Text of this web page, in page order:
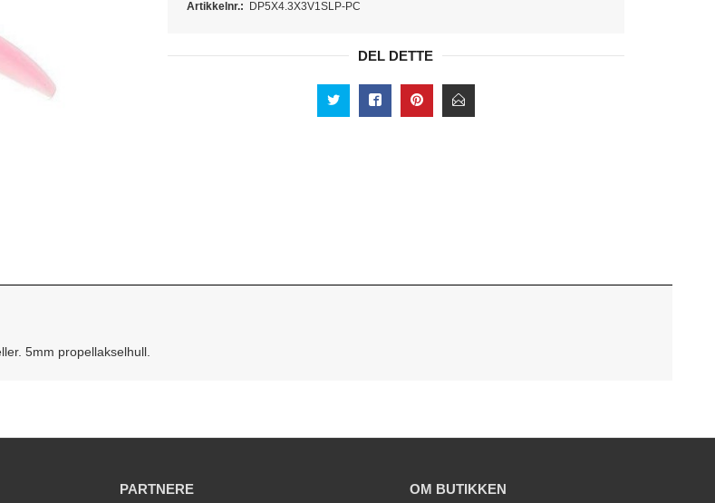
Artikkelnr.:
DP5X4.3X3V1SLP-PC
DEL DETTE
5mm propellakselhull.
PARTNERE OM BUTIKKEN